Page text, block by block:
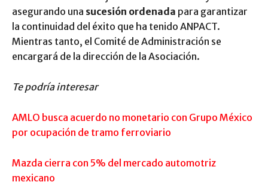
asegurando una sucesión ordenada para garantizar
la continuidad del éxito que ha tenido ANPACT.
Mientras tanto, el Comité de Administración se
encargará de la dirección de la Asociación.
Te podría interesar
AMLO busca acuerdo no monetario con Grupo México
por ocupación de tramo ferroviario
Mazda cierra con 5% del mercado automotriz
mexicano